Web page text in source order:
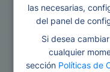
las necesarias,
del panel de
Si desea
cualquier
sección Políticas de